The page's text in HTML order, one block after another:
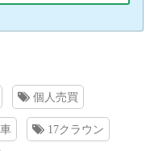
個人売買
17クラウン